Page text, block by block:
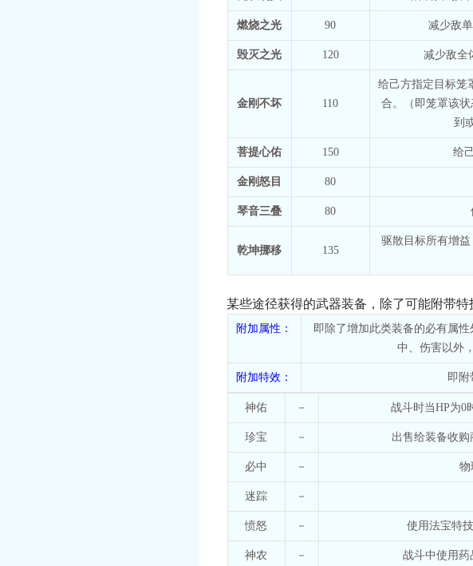
燃烧之光 90 减少敌
毁灭之光 120 减少敌全
金刚不坏 110
给己方指定目标笼
合。（即笼罩该
到
菩提心佑 150 给
金刚怒目 80
琴音三叠 80
乾坤挪移 135
驱散目标所有增
某些途径获得的武器装备，除了可能附带
附加属性：
即除了增加此类装备的必有属
中、伤害以外
附加特效： 即
神佑 － 战斗时当HP为0
珍宝 － 出售给装备收购
必中 － 物
迷踪 －
愤怒 － 使用法宝特
神农 － 战斗中使用药